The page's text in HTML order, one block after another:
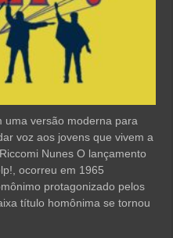
uma versão moderna para
voz aos jovens que vivem a
Nunes O lançamento
ocorreu em 1965
protagonizado pelos
título homônima se tornou